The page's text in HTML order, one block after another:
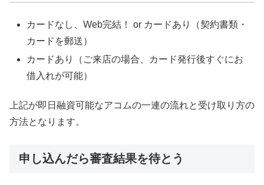
カードなし、Web完結！ or カードあり（契約書類・
カードを郵送）
カードあり（ご来店の場合、カード発行後すぐにお
借入れが可能）
上記が即日融資可能なアコムの一連の流れと受け取り方の
方法となります。
申し込んだら審査結果を待とう